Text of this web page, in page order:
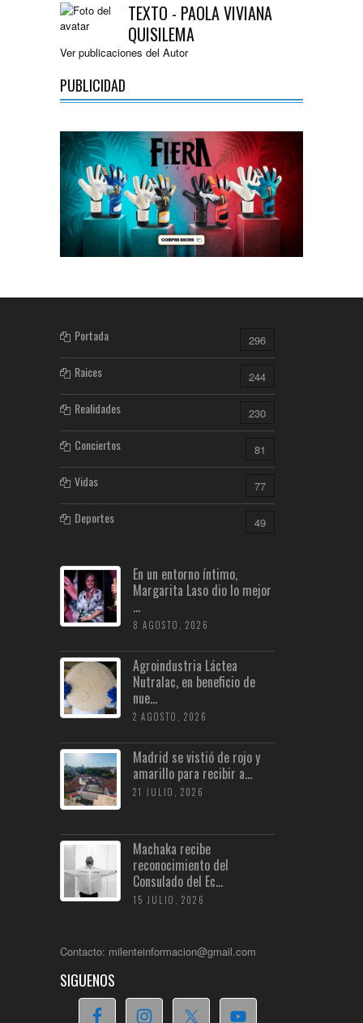
TEXTO - PAOLA VIVIANA
QUISILEMA
Ver publicaciones del Autor
PUBLICIDAD
Portada 296
Raices 244
Realidades 230
Conciertos 81
Vidas 77
Deportes 49
En un entorno íntimo,
Margarita Laso dio lo mejor
...
8 AGOSTO, 2026
Agroindustria Láctea
Nutralac, en beneficio de
nue...
2 AGOSTO, 2026
Madrid se vistió de rojo y
amarillo para recibir a...
21 JULIO, 2026
Machaka recibe
reconocimiento del
Consulado del Ec...
15 JULIO, 2026
Contacto: milenteinformacion@gmail.com
SIGUENOS